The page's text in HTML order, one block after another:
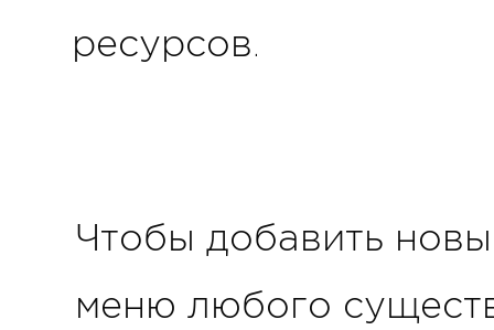
ресурсов.
Чтобы добавить
меню любого